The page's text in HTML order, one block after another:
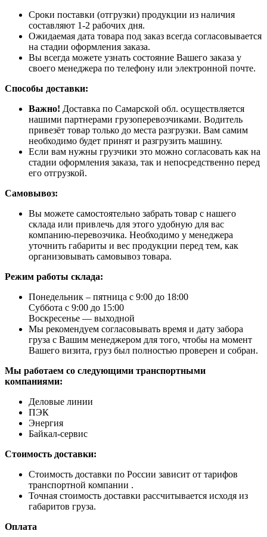
Сроки поставки (отгрузки) продукции из наличия
составляют 1-2 рабочих дня.
Ожидаемая дата товара под заказ всегда согласовывается
на стадии оформления заказа.
Вы всегда можете узнать состояние Вашего заказа у
своего менеджера по телефону или электронной почте.
Способы доставки:
Важно! Доставка по Самарской обл. осуществляется
нашими партнерами грузоперевозчиками. Водитель
привезёт товар только до места разгрузки. Вам самим
необходимо будет принят и разгрузить машину.
Если вам нужны грузчики это можно согласовать как на
стадии оформления заказа, так и непосредственно перед
его отгрузкой.
Самовывоз:
Вы можете самостоятельно забрать товар с нашего
склада или привлечь для этого удобную для вас
компанию-перевозчика. Необходимо у менеджера
уточнить габариты и вес продукции перед тем, как
организовывать самовывоз товара.
Режим работы склада:
Понедельник – пятница с 9:00 до 18:00
Суббота с 9:00 до 15:00
Воскресенье — выходной
Мы рекомендуем согласовывать время и дату забора
груза с Вашим менеджером для того, чтобы на момент
Вашего визита, груз был полностью проверен и собран.
Мы работаем со следующими транспортными
компаниями:
Деловые линии
ПЭК
Энергия
Байкал-сервис
Стоимость доставки:
Стоимость доставки по России зависит от тарифов
транспортной компании .
Точная стоимость доставки рассчитывается исходя из
габаритов груза.
Оплата